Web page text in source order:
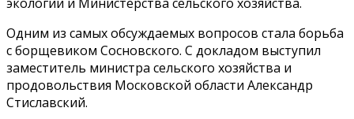
Одним из самых обсуждаемых вопросов стала борьба
с борщевиком Сосновского. С докладом выступил
заместитель министра сельского хозяйства и
продовольствия Московской области Александр
Стиславский.